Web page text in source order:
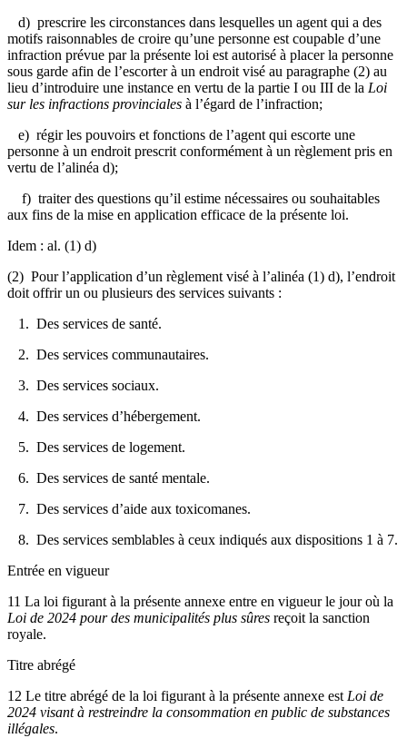
d) prescrire les circonstances dans lesquelles un agent qui a des
motifs raisonnables de croire qu’une personne est coupable d’une
infraction prévue par la présente loi est autorisé à placer la personne
sous garde afin de l’escorter à un endroit visé au paragraphe (2) au
lieu d’introduire une instance en vertu de la partie I ou III de la Loi
sur les infractions provinciales à l’égard de l’infraction;
e) régir les pouvoirs et fonctions de l’agent qui escorte une
personne à un endroit prescrit conformément à un règlement pris en
vertu de l’alinéa d);
f) traiter des questions qu’il estime nécessaires ou souhaitables
aux fins de la mise en application efficace de la présente loi.
Idem : al. (1) d)
(2) Pour l’application d’un règlement visé à l’alinéa (1) d), l’endroit
doit offrir un ou plusieurs des services suivants :
1. Des services de santé.
2. Des services communautaires.
3. Des services sociaux.
4. Des services d’hébergement.
5. Des services de logement.
6. Des services de santé mentale.
7. Des services d’aide aux toxicomanes.
8. Des services semblables à ceux indiqués aux dispositions 1 à 7.
Entrée en vigueur
11 La loi figurant à la présente annexe entre en vigueur le jour où la
Loi de 2024 pour des municipalités plus sûres reçoit la sanction
royale.
Titre abrégé
12 Le titre abrégé de la loi figurant à la présente annexe est Loi de
2024 visant à restreindre la consommation en public de substances
illégales.